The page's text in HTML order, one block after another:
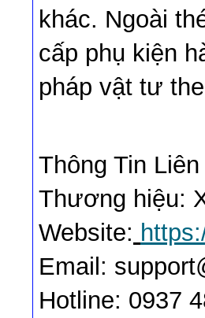
khác. Ngoài
cấp phụ kiện
pháp vật tư
Thông Tin
Thương hiệu:
Website:
Email:
Hotline: 0937